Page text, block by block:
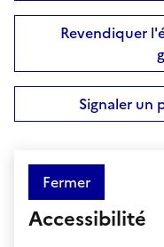
Revendiquer
Signaler un
Fermer
Accessibilité